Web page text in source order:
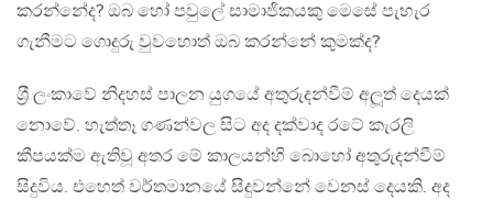
කරන්නේද? ඔබ හෝ පවුලේ සාමාජිකයකු මෙසේ පැහැර
ගැනීමට ගොදුරු වුවහොත් ඔබ කරන්නේ කුමක්ද?
ශ‍්‍රී ලංකාවේ නිදහස් පාලන යුගයේ අතුරුදන්වීම් අලූත් දෙයක්
නොවේ. හැත්තෑ ගණන්වල සිට අද දක්වාද රටේ කැරලි
කීපයක්ම ඇතිවූ අතර මේ කාලයන්හි බොහෝ අතුරුදන්වීම්
සිදුවිය. එහෙත් වර්තමානයේ සිදුවන්නේ වෙනස් දෙයකි. අද